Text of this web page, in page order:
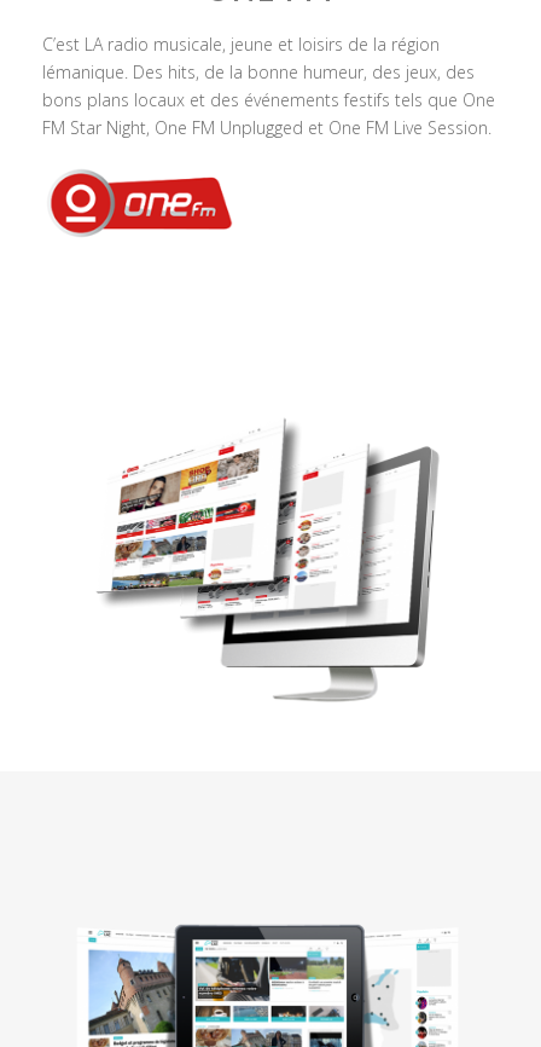
C’est LA radio musicale, jeune et loisirs de la région
lémanique. Des hits, de la bonne humeur, des jeux, des
bons plans locaux et des événements festifs tels que One
FM Star Night, One FM Unplugged et One FM Live Session.